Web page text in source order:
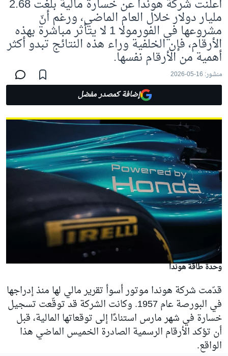
أعلنت شركة هوندا عن خسارة مالية بلغت 2.68
مليار دولار خلال العام الماضي، ورغم أنّ
مشروعها في الفورمولا 1 لا يتأثر مباشرة بهذه
الأرقام، فإن الخلفية وراء هذه النتائج تبدو أكثر
أهمية من الأرقام نفسها.
منشور: 16-05-2026
إضافة كمصدر مفضل
وحدة طاقة هوندا
قدّمت شركة هوندا موتور أسوأ تقرير مالي لها منذ إدراجها
في البورصة عام 1957. وكانت الشركة قد توقّعت تسجيل
خسارة في شهر مارس استنادًا إلى توقعاتها المالية، قبل
أن تؤكد الأرقام الرسمية الصادرة الخميس الماضي هذا
الواقع.